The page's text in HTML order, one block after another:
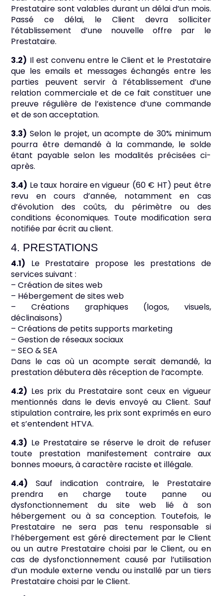
Prestataire sont valables durant un délai d’un mois.
Passé ce délai, le Client devra solliciter
l’établissement d’une nouvelle offre par le
Prestataire.
3.2) Il est convenu entre le Client et le Prestataire
que les emails et messages échangés entre les
parties peuvent servir à l’établissement d’une
relation commerciale et de ce fait constituer une
preuve régulière de l’existence d’une commande
et de son acceptation.
3.3) Selon le projet, un acompte de 30% minimum
pourra être demandé à la commande, le solde
étant payable selon les modalités précisées ci-
après.
3.4) Le taux horaire en vigueur (60 € HT) peut être
revu en cours d’année, notamment en cas
d’évolution des coûts, du périmètre ou des
conditions économiques. Toute modification sera
notifiée par écrit au client.
4. PRESTATIONS
4.1) Le Prestataire propose les prestations de
services suivant :
– Création de sites web
– Hébergement de sites web
– Créations graphiques (logos, visuels,
déclinaisons)
– Créations de petits supports marketing
– Gestion de réseaux sociaux
– SEO & SEA
Dans le cas où un acompte serait demandé, la
prestation débutera dès réception de l’acompte.
4.2) Les prix du Prestataire sont ceux en vigueur
mentionnés dans le devis envoyé au Client. Sauf
stipulation contraire, les prix sont exprimés en euro
et s’entendent HTVA.
4.3) Le Prestataire se réserve le droit de refuser
toute prestation manifestement contraire aux
bonnes moeurs, à caractère raciste et illégale.
4.4) Sauf indication contraire, le Prestataire
prendra en charge toute panne ou
dysfonctionnement du site web lié à son
hébergement ou à sa conception. Toutefois, le
Prestataire ne sera pas tenu responsable si
l’hébergement est géré directement par le Client
ou un autre Prestataire choisi par le Client, ou en
cas de dysfonctionnement causé par l’utilisation
d’un module externe vendu ou installé par un tiers
Prestataire choisi par le Client.